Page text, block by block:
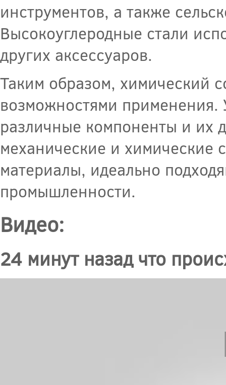
инструментов, а также
Высокоуглеродные стали
других аксессуаров.
Таким образом, химический
возможностями
различные компоненты и их
механические и химические
материалы, идеально
промышленности.
Видео:
24 минут назад что